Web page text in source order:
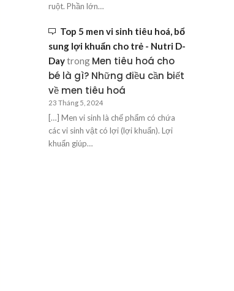
ruột. Phần lớn…
Top 5 men vi sinh tiêu hoá, bổ
sung lợi khuẩn cho trẻ - Nutri D-
Daytrong Men tiêu hoá cho
bé là gì? Những điều cần biết
về men tiêu hoá
23 Tháng 5, 2024
[…] Men vi sinh là chế phẩm có chứa
các vi sinh vật có lợi (lợi khuẩn). Lợi
khuẩn giúp…